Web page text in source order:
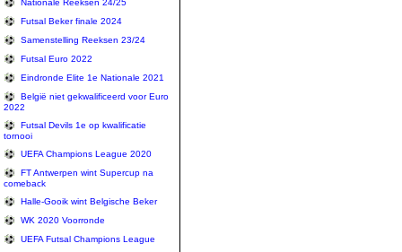
Nationale Reeksen 24/25
Futsal Beker finale 2024
Samenstelling Reeksen 23/24
Futsal Euro 2022
Eindronde Elite 1e Nationale 2021
België niet gekwalificeerd voor Euro
2022
Futsal Devils 1e op kwalificatie
tornooi
UEFA Champions League 2020
FT Antwerpen wint Supercup na
comeback
Halle-Gooik wint Belgische Beker
WK 2020 Voorronde
UEFA Futsal Champions League